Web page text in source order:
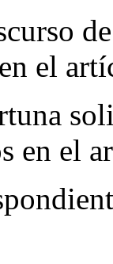
el
en el